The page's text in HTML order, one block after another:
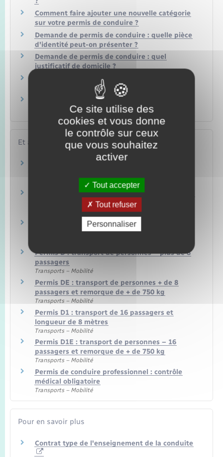
Comment faire ajouter une nouvelle catégorie
sur votre permis de conduire ?
Demande de permis de conduire : quelle pièce
d'identité peut-on présenter ?
Demande de permis de conduire : quel
justificatif de domicile ?
Permis de conduire : comment passer le code
(épreuve théorique commune ou ETG) ?
Comment savoir où en est votre demande de
permis de conduire ?
Et aussi
Transports – Mobilité
Permis CE : véhicule de plus de 3,5 tonnes avec
remorque de plus de 750 kg
Transports – Mobilité
Permis C1E : véhicule entre 3,5 et 7,5 tonnes
avec remorque de plus de 750 kg
Permis D : transport de personnes – plus de 8
passagers
Transports – Mobilité
Permis DE : transport de personnes + de 8
passagers et remorque de + de 750 kg
Transports – Mobilité
Permis D1 : transport de 16 passagers et
longueur de 8 mètres
Transports – Mobilité
Permis D1E : transport de personnes – 16
passagers et remorque de + de 750 kg
Transports – Mobilité
Permis de conduire professionnel : contrôle
médical obligatoire
Transports – Mobilité
Pour en savoir plus
Contrat type de l'enseignement de la conduite
Ce site utilise des
cookies et vous donne
le contrôle sur ceux
que vous souhaitez
activer
Tout accepter
Tout refuser
Personnaliser